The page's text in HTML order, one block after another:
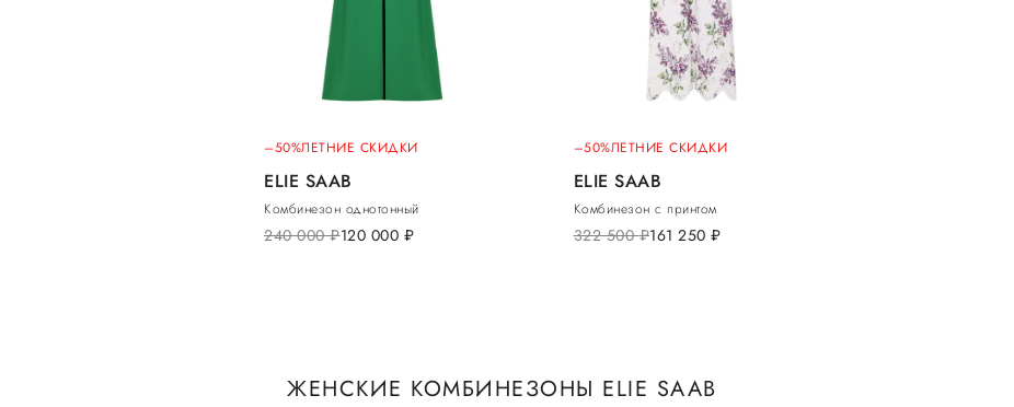
–50%ЛЕТНИЕ СКИДКИ
ELIE SAAB
Комбинезон однотонный
240 000руб.120 000 руб.
–50%ЛЕТНИЕ СКИДКИ
ELIE SAAB
Комбинезон с принтом
322 500руб.161 250 руб.
ЖЕНСКИЕ КОМБИНЕЗОНЫ ELIE SAAB